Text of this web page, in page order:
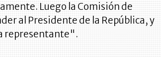
Luego la Comisión de
al Presidente de la República, y
representante".